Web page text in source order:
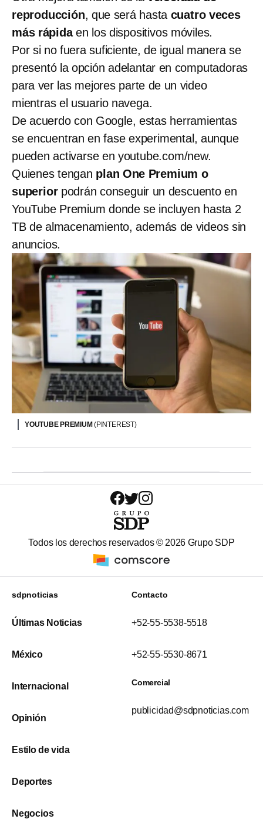
reproducción, que será hasta cuatro veces
más rápidaen los dispositivos móviles.
Por si no fuera suficiente, de igual manera se
presentó la opción adelantar en computadoras
para ver las mejores parte de un video
mientras el usuario navega.
De acuerdo con Google, estas herramientas
se encuentran en fase experimental, aunque
pueden activarse en youtube.com/new.
Quienes tengan plan One Premium o
superiorpodrán conseguir un descuento en
YouTube Premium donde se incluyen hasta 2
TB de almacenamiento, además de videos sin
anuncios.
YOUTUBE PREMIUM(PINTEREST)
Todos los derechos reservados ©2026 Grupo SDP
sdpnoticias
Últimas Noticias
México
Internacional
Opinión
Estilo de vida
Deportes
Negocios
Contacto
+52-55-5538-5518
+52-55-5530-8671
Comercial
publicidad@sdpnoticias.com